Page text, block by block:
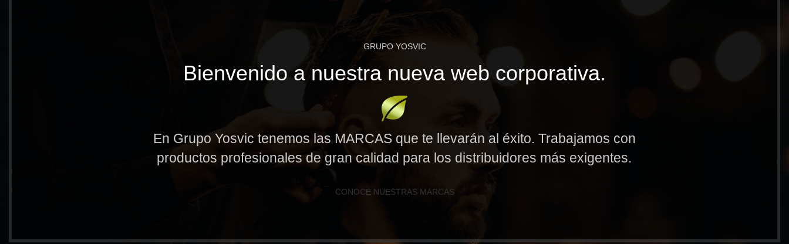
GRUPO YOSVIC
Bienvenido a nuestra nueva web corporativa.
En Grupo Yosvic tenemos las MARCAS que te llevarán al éxito. Trabajamos con
productos profesionales de gran calidad para los distribuidores más exigentes.
CONOCE NUESTRAS MARCAS